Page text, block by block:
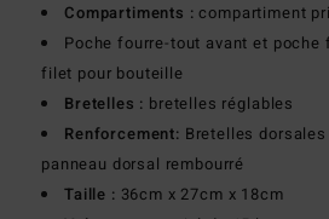
Compartiments : compartiment
Poche fourre-tout avant et poche
filet pour bouteille
Bretelles : bretelles réglables
Renforcement: Bretelles
panneau dorsal rembourré
Taille : 36cm x 27cm x 18cm